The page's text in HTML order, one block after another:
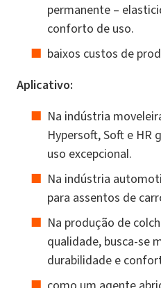
permanente –
conforto de uso.
baixos custos de
Aplicativo:
Na indústria
Hypersoft, Soft e
uso excepcional.
Na indústria
para assentos de
Na produção de
qualidade, busca-se
durabilidade e